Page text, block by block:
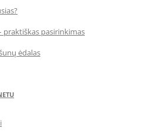
praktiškas pasirinkimas
ėdalas